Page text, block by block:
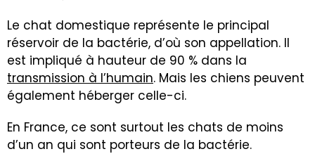
Le chat domestique représente le principal
réservoir de la bactérie, d’où son appellation. Il
est impliqué à hauteur de 90 % dans la
transmission à l’humain. Mais les chiens peuvent
également héberger celle-ci.
En France, ce sont surtout les chats de moins
d’un an qui sont porteurs de la bactérie.